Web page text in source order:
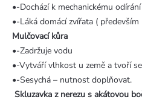
•-Dochází k mechanickému
•-Láká domácí zvířata ( především
Mulčovací kůra
•-Zadržuje vodu
•-Vytváří vlhkost u země a tvoří
•-Sesychá – nutnost doplňovat.
Skluzavka z nerezu s akátovou